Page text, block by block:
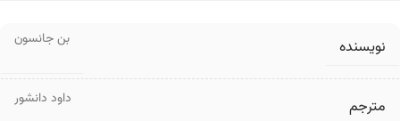
نویسنده بن جانسون
مترجم داود دانشور